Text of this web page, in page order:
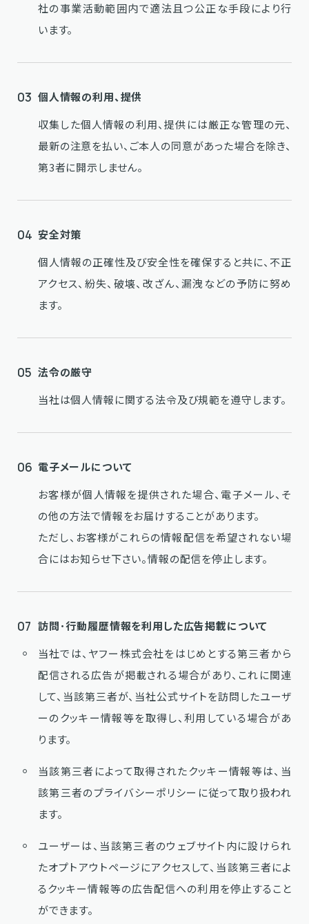
社の事業活動範囲内で適法且つ公正な手段により行
います。
03 個人情報の利用、提供
収集した個人情報の利用、提供には厳正な管理の元、
最新の注意を払い、ご本人の同意があった場合を除き、
第3者に開示しません。
04 安全対策
個人情報の正確性及び安全性を確保すると共に、不正
アクセス、紛失、破壊、改ざん、漏洩などの予防に努め
ます。
05 法令の厳守
当社は個人情報に関する法令及び規範を遵守します。
06 電子メールについて
お客様が個人情報を提供された場合、電子メール、そ
の他の方法で情報をお届けすることがあります。
ただし、お客様がこれらの情報配信を希望されない場
合にはお知らせ下さい。情報の配信を停止します。
07 訪問･行動履歴情報を利用した広告掲載について
当社では、ヤフー株式会社をはじめとする第三者から
配信される広告が掲載される場合があり、これに関連
して、当該第三者が、当社公式サイトを訪問したユーザ
ーのクッキー情報等を取得し、利用している場合があ
ります。
当該第三者によって取得されたクッキー情報等は、当
該第三者のプライバシーポリシーに従って取り扱われ
ます。
ユーザーは、当該第三者のウェブサイト内に設けられ
たオプトアウトページにアクセスして、当該第三者によ
るクッキー情報等の広告配信への利用を停止すること
ができます。